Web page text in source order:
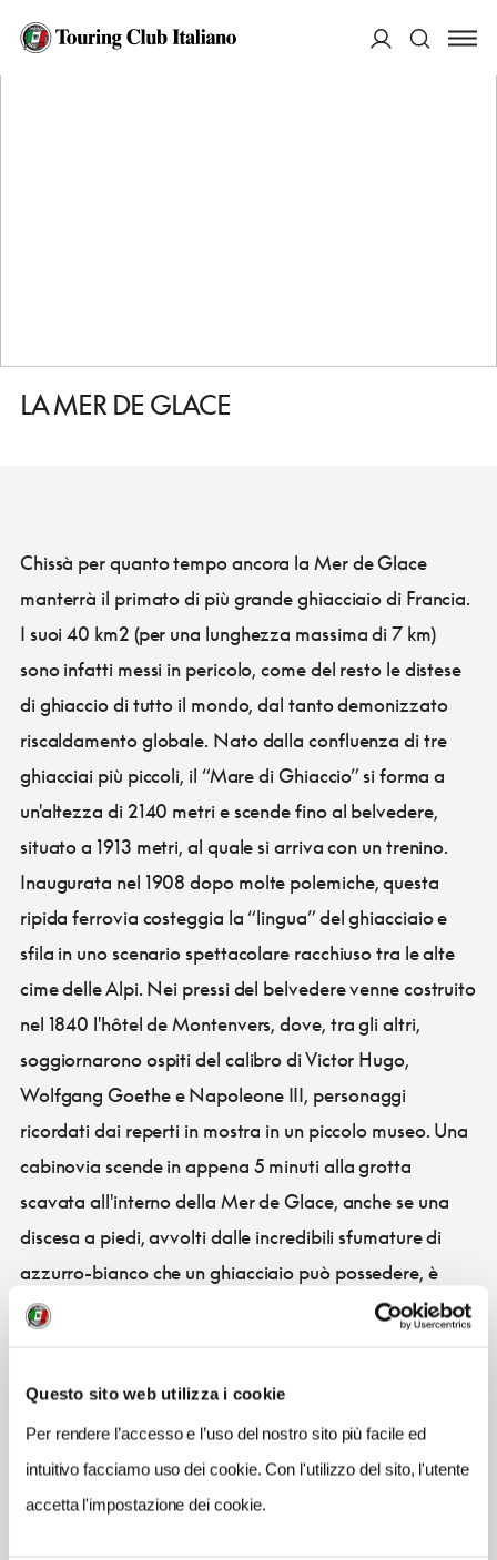
Questo sito web utilizza i cookie
Per rendere l’accesso e l’uso del nostro sito più facile ed
intuitivo facciamo uso dei cookie. Con l'utilizzo del sito, l'utente
accetta l'impostazione dei cookie.
HOME
LA MER DE GLACE
Chissà per quanto tempo ancora la Mer de Glace
manterrà il primato di più grande ghiacciaio di Francia.
I suoi 40 km2 (per una lunghezza massima di 7 km)
sono infatti messi in pericolo, come del resto le distese
di ghiaccio di tutto il mondo, dal tanto demonizzato
riscaldamento globale. Nato dalla confluenza di tre
ghiacciai più piccoli, il “Mare di Ghiaccio” si forma a
un'altezza di 2140 metri e scende fino al belvedere,
situato a 1913 metri, al quale si arriva con un trenino.
Inaugurata nel 1908 dopo molte polemiche, questa
ripida ferrovia costeggia la “lingua” del ghiacciaio e
sfila in uno scenario spettacolare racchiuso tra le alte
cime delle Alpi. Nei pressi del belvedere venne costruito
nel 1840 l'hôtel de Montenvers, dove, tra gli altri,
soggiornarono ospiti del calibro di Victor Hugo,
Wolfgang Goethe e Napoleone III, personaggi
ricordati dai reperti in mostra in un piccolo museo. Una
cabinovia scende in appena 5 minuti alla grotta
scavata all'interno della Mer de Glace, anche se una
discesa a piedi, avvolti dalle incredibili sfumature di
azzurro-bianco che un ghiacciaio può possedere, è
certamente più emozionante.
CONDIVIDI